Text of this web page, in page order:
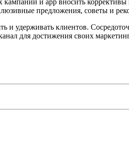
и app вносить
предложения, советы и
и удерживать клиентов.
для достижения своих